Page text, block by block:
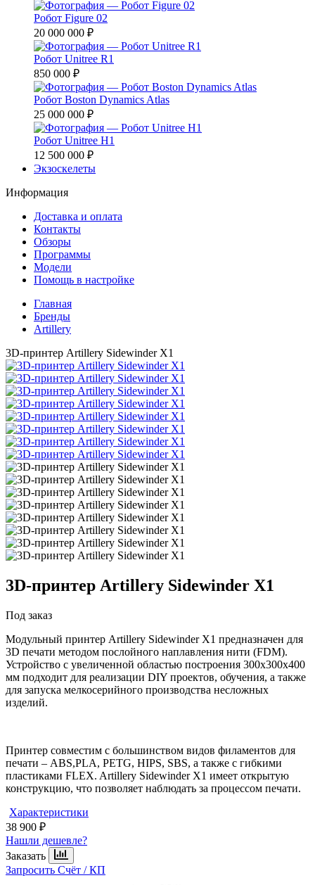
Робот Figure 02
20 000 000 ₽
Робот Unitree R1
850 000 ₽
Робот Boston Dynamics Atlas
25 000 000 ₽
Робот Unitree H1
12 500 000 ₽
Экзоскелеты
Информация
Доставка и оплата
Контакты
Обзоры
Программы
Модели
Помощь в настройке
Главная
Бренды
Artillery
3D-принтер Artillery Sidewinder X1
3D-принтер Artillery Sidewinder X1
Под заказ
Модульный принтер Artillery Sidewinder X1 предназначен для
3D печати методом послойного наплавления нити (FDM).
Устройство с увеличенной областью построения 300х300х400
мм подходит для реализации DIY проектов, обучения, а также
для запуска мелкосерийного производства несложных
изделий.
Принтер совместим с большинством видов филаментов для
печати – ABS,PLA, PETG, HIPS, SBS, а также с гибкими
пластиками FLEX. Artillery Sidewinder X1 имеет открытую
конструкцию, что позволяет наблюдать за процессом печати.
Характеристики
38 900 ₽
Нашли дешевле?
Заказать
Запросить Счёт / КП